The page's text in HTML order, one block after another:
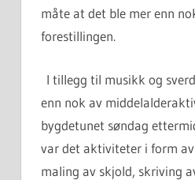
måte at det ble mer enn
forestillingen.
I tillegg til musikk og
enn nok av
bygdetunet søndag
var det aktiviteter i form
maling av skjold, skriving